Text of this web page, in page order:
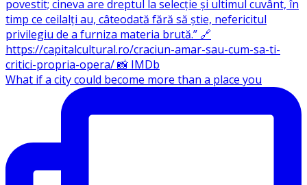
What if a city could become more than a place you